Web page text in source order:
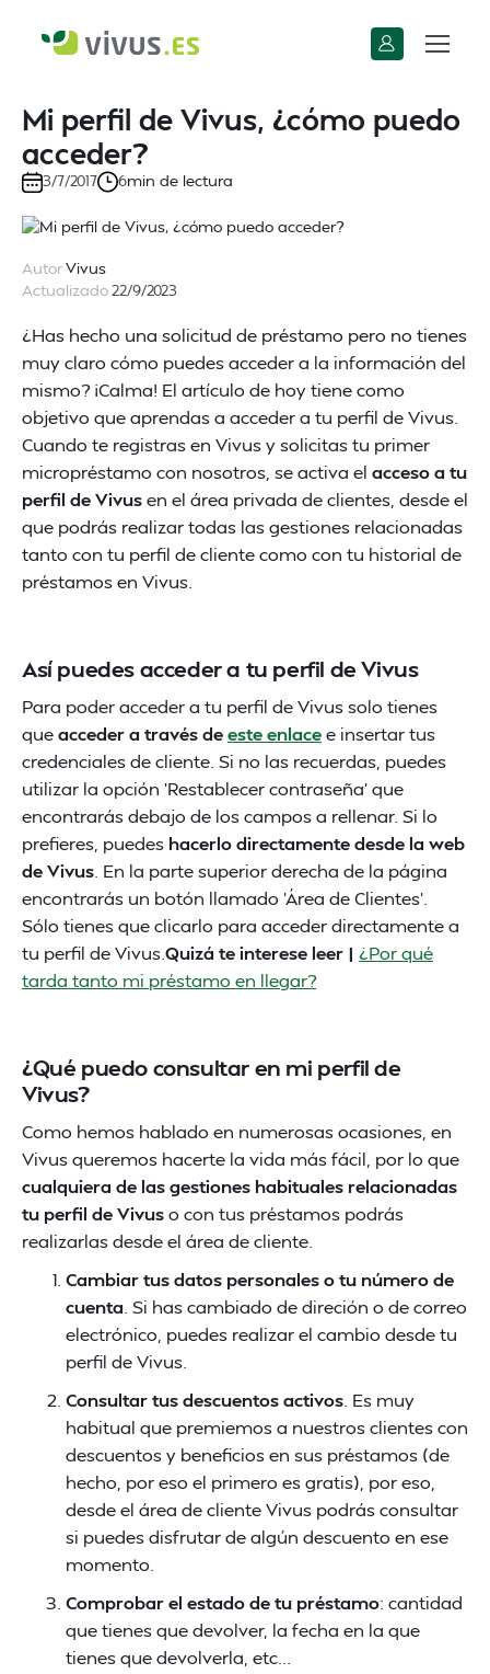
Mi perfil de Vivus, ¿cómo puedo
acceder?
3/7/2017 6min de lectura
AutorVivus
Actualizado22/9/2023
¿Has hecho una solicitud de préstamo pero no tienes
muy claro cómo puedes acceder a la información del
mismo? ¡Calma! El artículo de hoy tiene como
objetivo que aprendas a acceder a tu perfil de Vivus.
Cuando te registras en Vivus y solicitas tu primer
micropréstamo con nosotros, se activa el acceso a tu
perfil de Vivusen el área privada de clientes, desde el
que podrás realizar todas las gestiones relacionadas
tanto con tu perfil de cliente como con tu historial de
préstamos en Vivus.
Así puedes acceder a tu perfil de Vivus
Para poder acceder a tu perfil de Vivus solo tienes
queacceder a través deeste enlacee insertar tus
credenciales de cliente. Si no las recuerdas, puedes
utilizar la opción 'Restablecer contraseña' que
encontrarás debajo de los campos a rellenar. Si lo
prefieres, puedes hacerlo directamente desde la web
de Vivus . En la parte superior derecha de la página
encontrarás un botón llamado 'Área de Clientes'.
Sólo tienes que clicarlo para acceder directamente a
tu perfil de Vivus.Quizá te interese leer | ¿Por qué
tarda tanto mi préstamo en llegar?
¿Qué puedo consultar en mi perfil de
Vivus?
Como hemos hablado en numerosas ocasiones, en
Vivus queremos hacerte la vida más fácil, por lo que
cualquiera de las gestiones habituales relacionadas
tu perfil de Vivuso con tus préstamos podrás
realizarlas desde el área de cliente.
Cambiar tus datos personales o tu número de
cuenta . Si has cambiado de direción o de correo
electrónico, puedes realizar el cambio desde tu
perfil de Vivus.
Consultar tus descuentos activos . Es muy
habitual que premiemos a nuestros clientes con
descuentos y beneficios en sus préstamos (de
hecho, por eso el primero es gratis), por eso,
desde el área de cliente Vivus podrás consultar
si puedes disfrutar de algún descuento en ese
momento.
Comprobar el estado de tu préstamo: cantidad
que tienes que devolver, la fecha en la que
tienes que devolverla, etc...